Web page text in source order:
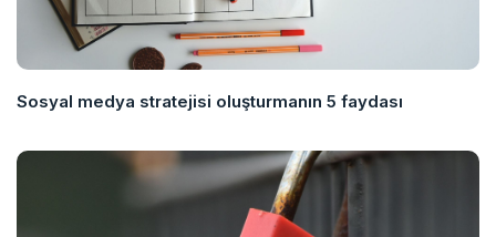
Sosyal medya stratejisi oluşturmanın 5 faydası